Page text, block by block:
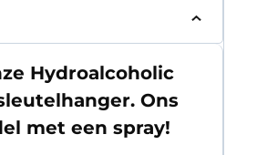
Hydroalcoholic
Ons
met een spray!